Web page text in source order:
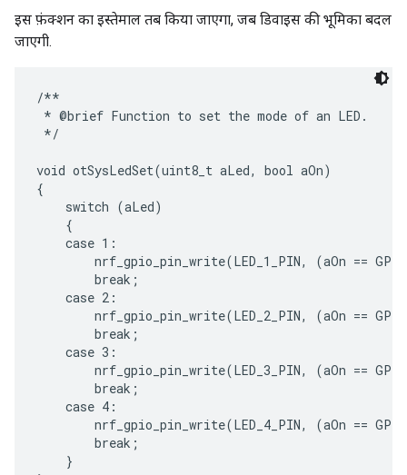
इस फ़ंक्शन का इस्तेमाल तब किया जाएगा, जब डिवाइस की भूमिका बदल
जाएगी.
/**
* @brief Function to set the mode of an LED.
*/
void otSysLedSet(uint8_t aLed, bool aOn)
{
    switch (aLed)
    {
    case 1:
nrf_gpio_pin_write(LED_1_PIN, (aOn ==
        break;
    case 2:
nrf_gpio_pin_write(LED_2_PIN, (aOn ==
        break;
    case 3:
nrf_gpio_pin_write(LED_3_PIN, (aOn ==
        break;
    case 4:
nrf_gpio_pin_write(LED_4_PIN, (aOn ==
        break;
    }